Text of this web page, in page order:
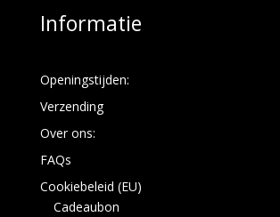
Informatie
Openingstijden:
Verzending
Over ons:
FAQs
Cookiebeleid (EU)
Cadeaubon